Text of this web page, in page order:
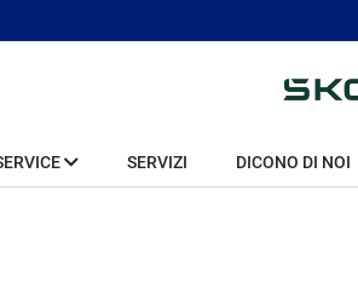
SERVIZI DICONO DI NOI